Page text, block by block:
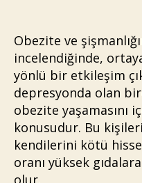
Obezite ve
incelendiğinde,
yönlü bir etkileşim
depresyonda olan
obezite yaşamasını
konusudur. Bu
kendilerini kötü
oranı yüksek
olur.